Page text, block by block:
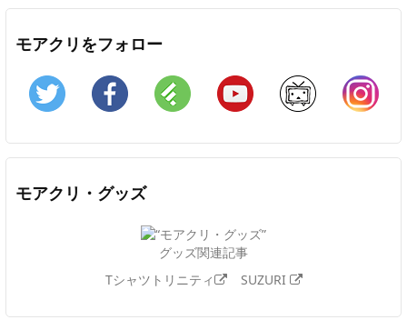
モアクリをフォロー
Twitter Facebook Feedly YouTube ニコニコ動画
モアクリ・グッズ
グッズ関連記事
Tシャツトリニティ
SUZURI